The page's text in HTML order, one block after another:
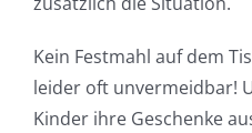
Kein Festmahl auf dem
leider oft unvermeidbar!
Kinder ihre Geschenke